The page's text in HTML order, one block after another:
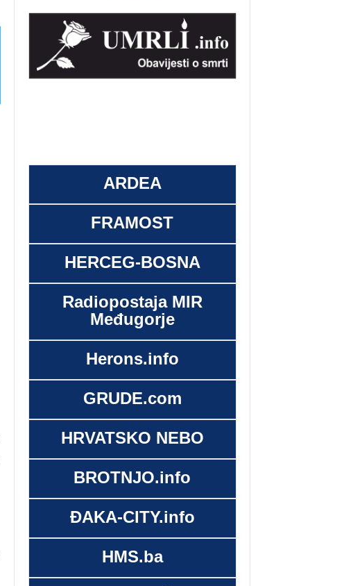
ARDEA
FRAMOST
HERCEG-BOSNA
Radiopostaja MIR
Međugorje
Herons.info
GRUDE.com
HRVATSKO NEBO
BROTNJO.info
ĐAKA-CITY.info
HMS.ba